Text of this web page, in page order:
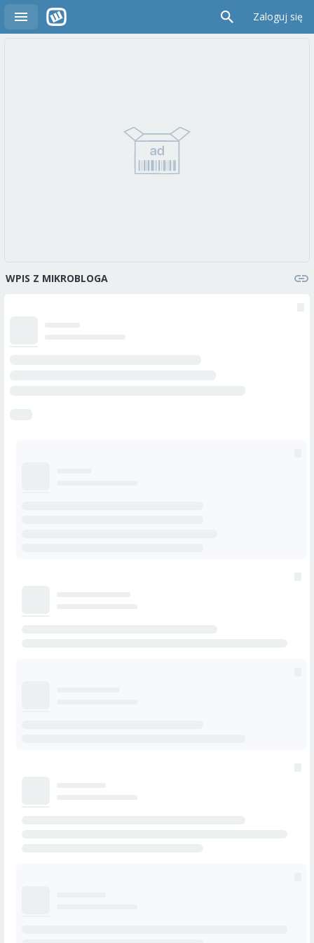
Zaloguj się
WPIS Z MIKROBLOGA